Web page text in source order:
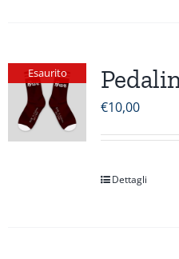
Esaurito
€10,00
Dettagli